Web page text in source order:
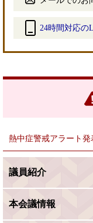
24時間対応の
リ
熱中症警戒アラート発
議員紹介
本会議情報